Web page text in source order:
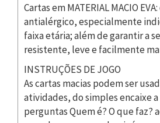
Cartas em MATERIAL MACIO
antialérgico, especialmente
faixa etária; além de garantir a
resistente, leve e facilmente
INSTRUÇÕES DE JOGO
As cartas macias podem ser
atividades, do simples encaixe
perguntas Quem é? O que faz?